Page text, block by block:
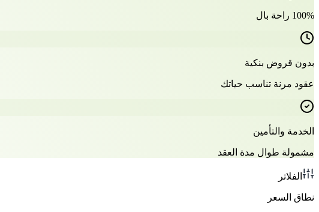
100% راحة بال
بدون قروض بنكية
عقود مرنة تناسب حياتك
الخدمة والتأمين
مشمولة طوال مدة العقد
الفلاتر
نطاق السعر